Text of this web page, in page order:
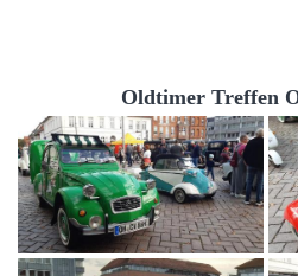
Oldtimer Treffen